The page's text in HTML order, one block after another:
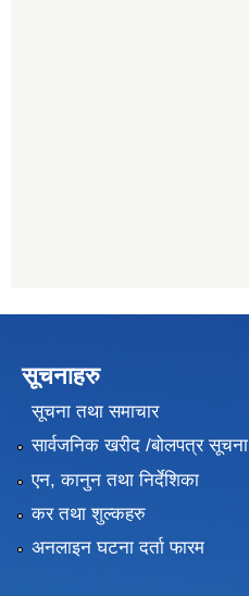
सूचनाहरु
सूचना तथा समाचार
सार्वजनिक खरीद /बोलपत्र सूचना
एन, कानुन तथा निर्देशिका
कर तथा शुल्कहरु
अनलाइन घटना दर्ता फारम